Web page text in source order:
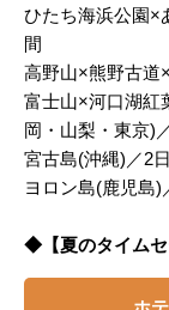
ひたち海浜公園×
間
高野山×熊野古道
富士山×河口湖紅
岡・山梨・東京)
宮古島(沖縄)／2
ヨロン島(鹿児島)
◆【夏のタイムセ